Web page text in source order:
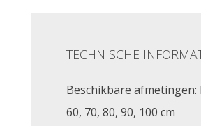
TECHNISCHE
Beschikbare afmetingen:
60, 70, 80, 90, 100 cm